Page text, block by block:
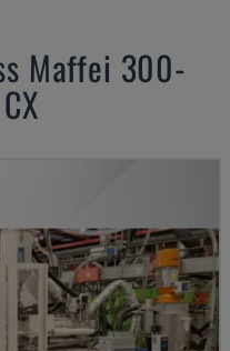
Maffei 300-